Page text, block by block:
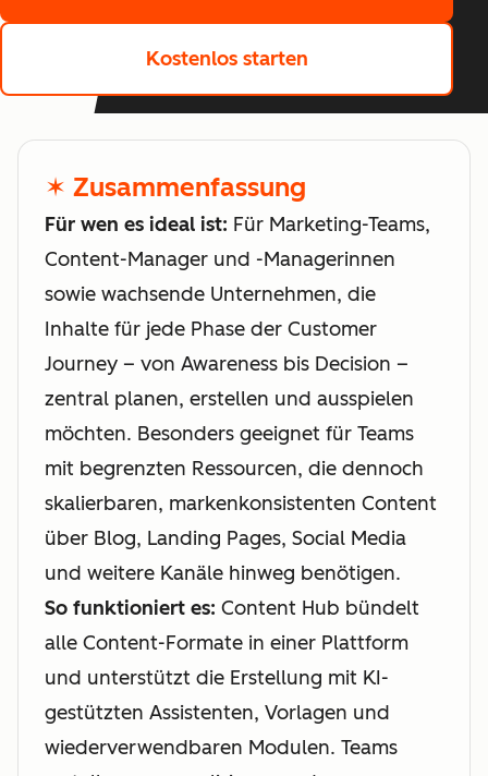
Kostenlos starten
✶ Zusammenfassung
Für wen es ideal ist: Für Marketing-Teams,
Content-Manager und -Managerinnen
sowie wachsende Unternehmen, die
Inhalte für jede Phase der Customer
Journey – von Awareness bis Decision –
zentral planen, erstellen und ausspielen
möchten. Besonders geeignet für Teams
mit begrenzten Ressourcen, die dennoch
skalierbaren, markenkonsistenten Content
über Blog, Landing Pages, Social Media
und weitere Kanäle hinweg benötigen.
So funktioniert es: Content Hub bündelt
alle Content-Formate in einer Plattform
und unterstützt die Erstellung mit KI-
gestützten Assistenten, Vorlagen und
wiederverwendbaren Modulen. Teams